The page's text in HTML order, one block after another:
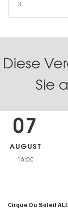
31
Diese
Sie
Cirque Du Soleil
07
AUGUST
16:00